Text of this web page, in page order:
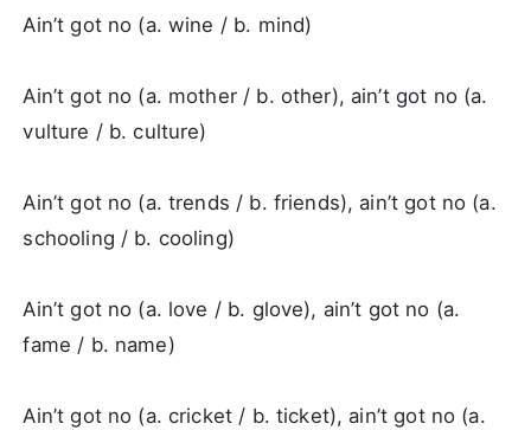
Ain’t got no (a. wine / b. mind)
Ain’t got no (a. mother / b. other), ain’t got no (a.
vulture / b. culture)
Ain’t got no (a. trends / b. friends), ain’t got no (a.
schooling / b. cooling)
Ain’t got no (a. love / b. glove), ain’t got no (a.
fame / b. name)
Ain’t got no (a. cricket / b. ticket), ain’t got no (a.